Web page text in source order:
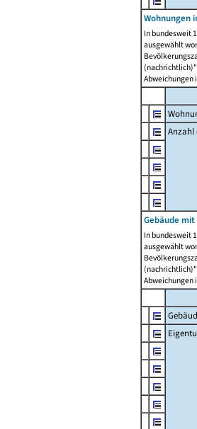
Wohnungen
In bundesweit
ausgewählt
Abweichungen
Anzahl
Gebäude
In bundesweit
ausgewählt
Abweichungen